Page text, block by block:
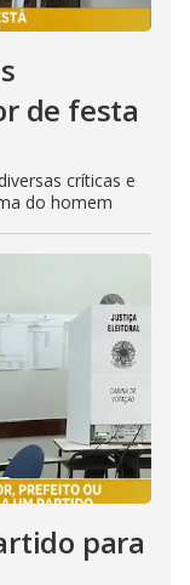
de festa
críticas e
do homem
para